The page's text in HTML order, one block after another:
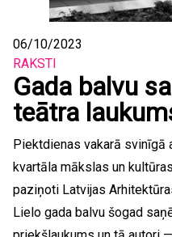
06/10/2023
RAKSTI
Gada balvu
teātra
Piektdienas vakarā svinīgā
kvartāla mākslas un
paziņoti Latvijas
Lielo gada balvu šogad